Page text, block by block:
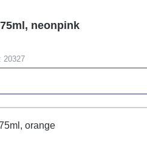
neonpink
20327